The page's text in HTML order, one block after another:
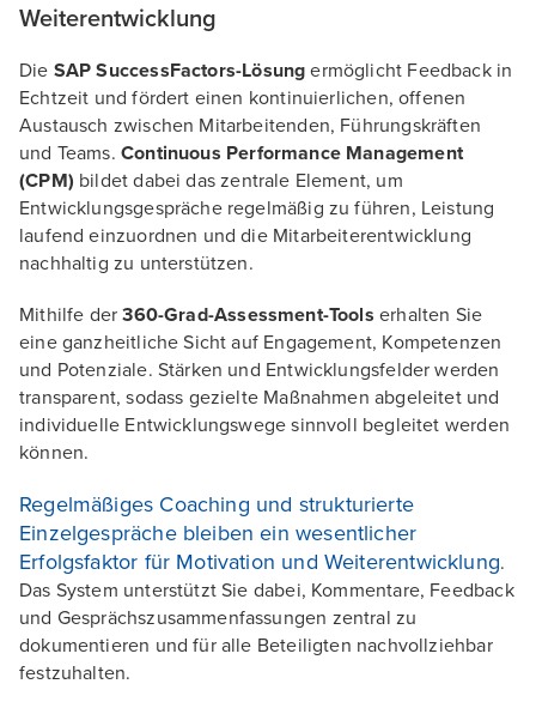
Weiterentwicklung
Die SAP SuccessFactors-Lösung ermöglicht Feedback in
Echtzeit und fördert einen kontinuierlichen, offenen
Austausch zwischen Mitarbeitenden, Führungskräften
und Teams. Continuous Performance Management
(CPM) bildet dabei das zentrale Element, um
Entwicklungsgespräche regelmäßig zu führen, Leistung
laufend einzuordnen und die Mitarbeiterentwicklung
nachhaltig zu unterstützen.
Mithilfe der360-Grad-Assessment-Tools erhalten Sie
eine ganzheitliche Sicht auf Engagement, Kompetenzen
und Potenziale. Stärken und Entwicklungsfelder werden
transparent, sodass gezielte Maßnahmen abgeleitet und
individuelle Entwicklungswege sinnvoll begleitet werden
können.
Regelmäßiges Coaching und strukturierte
Einzelgespräche bleiben ein wesentlicher
Erfolgsfaktor für Motivation und Weiterentwicklung.
Das System unterstützt Sie dabei, Kommentare, Feedback
und Gesprächszusammenfassungen zentral zu
dokumentieren und für alle Beteiligten nachvollziehbar
festzuhalten.